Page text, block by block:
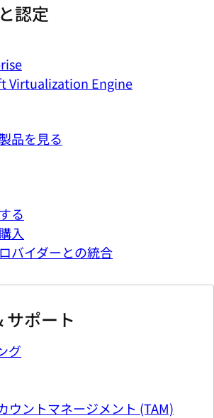
認定
Virtualization Engine
品を見る
る
入
バイダーとの統合
サポート
グ
ウントマネージメント (TAM)